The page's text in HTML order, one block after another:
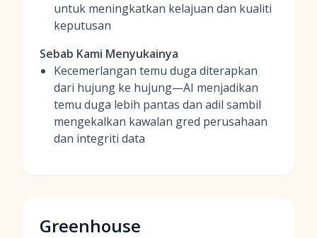
untuk meningkatkan kelajuan dan kualiti
keputusan
Sebab Kami Menyukainya
Kecemerlangan temu duga diterapkan
dari hujung ke hujung—AI menjadikan
temu duga lebih pantas dan adil sambil
mengekalkan kawalan gred perusahaan
dan integriti data
Greenhouse